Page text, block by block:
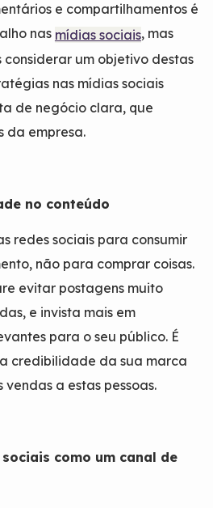
e compartilhamentos é
nas mídias sociais, mas
considerar um objetivo destas
nas mídias sociais
de negócio clara, que
da empresa.
no conteúdo
redes sociais para consumir
não para comprar coisas.
evitar postagens muito
e invista mais em
para o seu público. É
credibilidade da sua marca
a estas pessoas.
como um canal de